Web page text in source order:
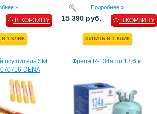
»
В КОРЗИНУ
В 1 КЛИК
Подробнее »
15 390 руб. В КОРЗИНУ
КУПИТЬ В 1 КЛИК
осушитель SM
DENA
Фреон R-134a по 13,6 кг.